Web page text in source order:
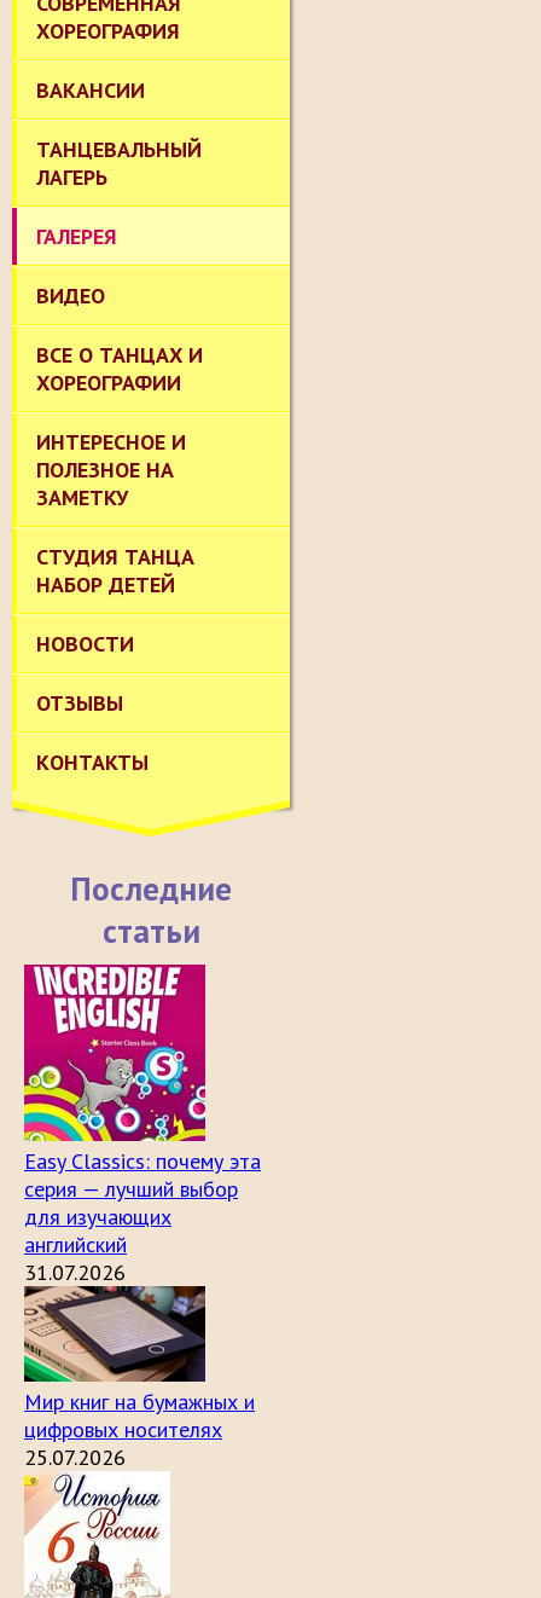
ХОРЕОГРАФИЯ
ВАКАНСИИ
ТАНЦЕВАЛЬНЫЙ
ЛАГЕРЬ
ГАЛЕРЕЯ
ВИДЕО
ВСЕ О ТАНЦАХ И
ХОРЕОГРАФИИ
ИНТЕРЕСНОЕ И
ПОЛЕЗНОЕ НА
ЗАМЕТКУ
СТУДИЯ ТАНЦА
НАБОР ДЕТЕЙ
НОВОСТИ
ОТЗЫВЫ
КОНТАКТЫ
Последние
статьи
Easy Classics: почему эта
серия — лучший выбор
для изучающих
английский
31.07.2026
Мир книг на бумажных и
цифровых носителях
25.07.2026